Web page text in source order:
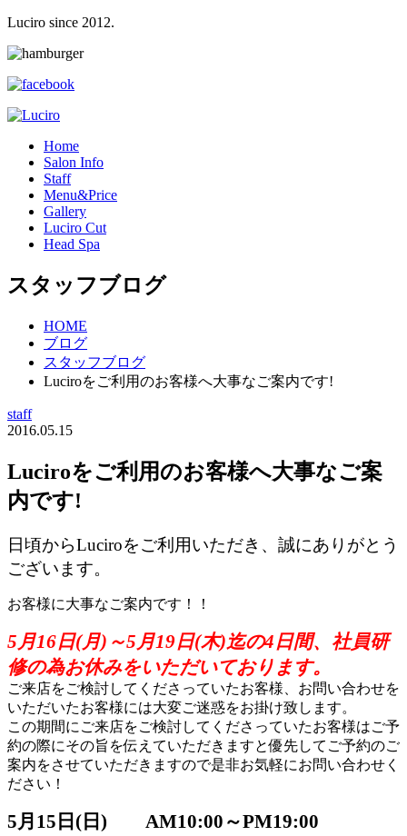
Luciro since 2012.
Home
Salon Info
Staff
Menu&Price
Gallery
Luciro Cut
Head Spa
スタッフブログ
HOME
ブログ
スタッフブログ
Luciroをご利用のお客様へ大事なご案内です!
staff
2016.05.15
Luciroをご利用のお客様へ大事なご案
内です!
日頃からLuciroをご利用いただき、誠にありがとう
ございます。
お客様に大事なご案内です！！
5月16日(月)～5月19日(木)迄の4日間、社員研
修の為お休みをいただいております。
ご来店をご検討してくださっていたお客様、お問い合わせを
いただいたお客様には大変ご迷惑をお掛け致します。
この期間にご来店をご検討してくださっていたお客様はご予
約の際にその旨を伝えていただきますと優先してご予約のご
案内をさせていただきますので是非お気軽にお問い合わせく
ださい！
5月15日(日) AM10:00～PM19:00